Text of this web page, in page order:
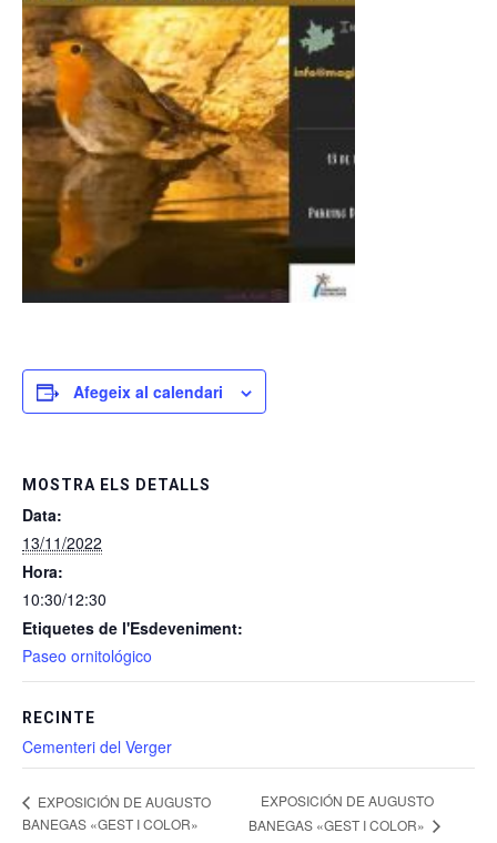
Afegeix al calendari
MOSTRA ELS DETALLS
Data:
13/11/2022
Hora:
10:30/12:30
Etiquetes de l'Esdeveniment:
Paseo ornitológico
RECINTE
Cementeri del Verger
EXPOSICIÓN DE AUGUSTO
BANEGAS «GEST I COLOR»
EXPOSICIÓN DE AUGUSTO
BANEGAS «GEST I COLOR»